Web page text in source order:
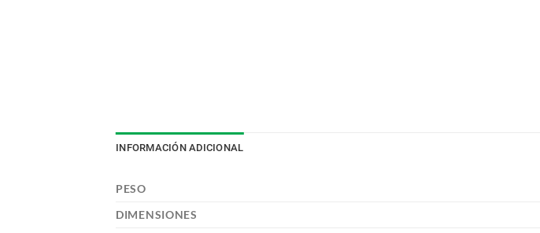
INFORMACIÓN ADICIONAL
PESO
DIMENSIONES